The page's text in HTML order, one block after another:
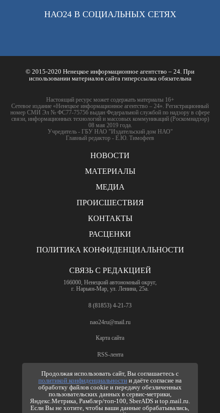
Продолжая использовать сайт, Вы соглашаетесь с
политикой конфиденциальностии даёте согласие на
обработку файлов cookie и передачу обезличенных
пользовательских данных в сервис-метрики,
Яндекс.Метрика, Рамблер/топ-100, SberADS и top.mail.ru.
Если Вы не хотите, чтобы ваши данные обрабатывались,
НАО24 В СОЦИАЛЬНЫХ СЕТЯХ
© 2015-2020 Ненецкое информационное агентство – 24. При
использовании материалов сайта гиперссылка обязательна
Настоящий ресурс может содержать материалы 16+
Сетевое издание «Ненецкое информационное агентство – 24». Регистрационный
номер СМИ Эл № ФС77-75756 выдан Федеральной службой по надзору в сфере
связи, информационных технологий и массовых коммуникаций (Роскомнадзор)
08 мая 2019 года.
Учредитель - ГБУ НАО "Издательский дом НАО"
Главный редактор - Е.Ю. Тимофеев
НОВОСТИ
МАТЕРИАЛЫ
МЕДИА
ПРОИСШЕСТВИЯ
КОНТАКТЫ
РАСЦЕНКИ
ПОЛИТИКА КОНФИДЕНЦИАЛЬНОСТИ
СВЯЗЬ С РЕДАКЦИЕЙ
166000, Ненецкий автономный округ,
г. Нарьян-Мар, ул. Ленина, 25а.
8 (81853) 4-21-73
nao24ru@mail.ru
Карта сайта
RSS-лента
ПО ВОПРОСАМ РЕКЛАМЫ
8 (81853) 4-63-61
nao24ru@mail.ru
info@nao24.ru